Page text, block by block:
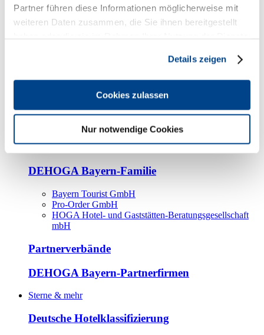
Partner führen diese Informationen möglicherweise mit
weiteren Daten zusammen, die Sie ihnen bereitgestellt
Details zeigen
Cookies zulassen
Nur notwendige Cookies
Kooperationspartner
Tourismusorganisationen
Bayern Tourismus Marketing GmbH
DEHOGA-Familie
Bundesverband
Fachverbände
DEHOGA Bayern-Familie
Bayern Tourist GmbH
Pro-Order GmbH
HOGA Hotel- und Gaststätten-Beratungsgesellschaft
mbH
Partnerverbände
DEHOGA Bayern-Partnerfirmen
Sterne & mehr
Deutsche Hotelklassifizierung